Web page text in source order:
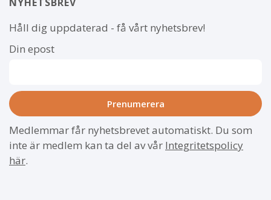
Håll dig uppdaterad - få vårt nyhetsbrev!
Din epost
Medlemmar får nyhetsbrevet automatiskt. Du som
inte är medlem kan ta del av vår Integritetspolicy
här.